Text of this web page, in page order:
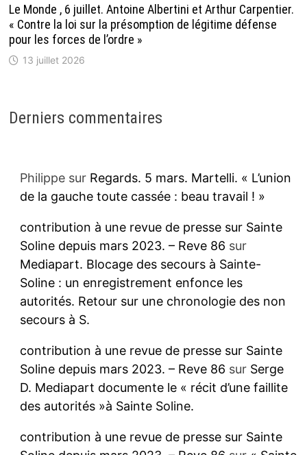
Le Monde , 6 juillet. Antoine Albertini et Arthur Carpentier.
« Contre la loi sur la présomption de légitime défense
pour les forces de l’ordre »
13 juillet 2026
Derniers commentaires
Philippesur Regards. 5 mars. Martelli. « L’union
de la gauche toute cassée : beau travail ! »
contribution à une revue de presse sur Sainte
Soline depuis mars 2023. – Reve 86 sur
Mediapart. Blocage des secours à Sainte-
Soline : un enregistrement enfonce les
autorités. Retour sur une chronologie des non
secours à S.
contribution à une revue de presse sur Sainte
Soline depuis mars 2023. – Reve 86 sur Serge
D. Mediapart documente le « récit d’une faillite
des autorités »à Sainte Soline.
contribution à une revue de presse sur Sainte